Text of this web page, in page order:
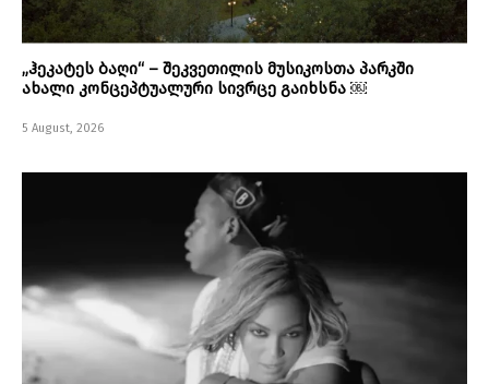
„ჰეკატეს ბაღი“ – შეკვეთილის მუსიკოსთა პარკში
ახალი კონცეპტუალური სივრცე გაიხსნა ￼
5 August, 2026